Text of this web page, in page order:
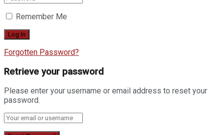
Remember Me
Forgotten Password?
Retrieve your password
Please enter your username or email address to reset your
password.